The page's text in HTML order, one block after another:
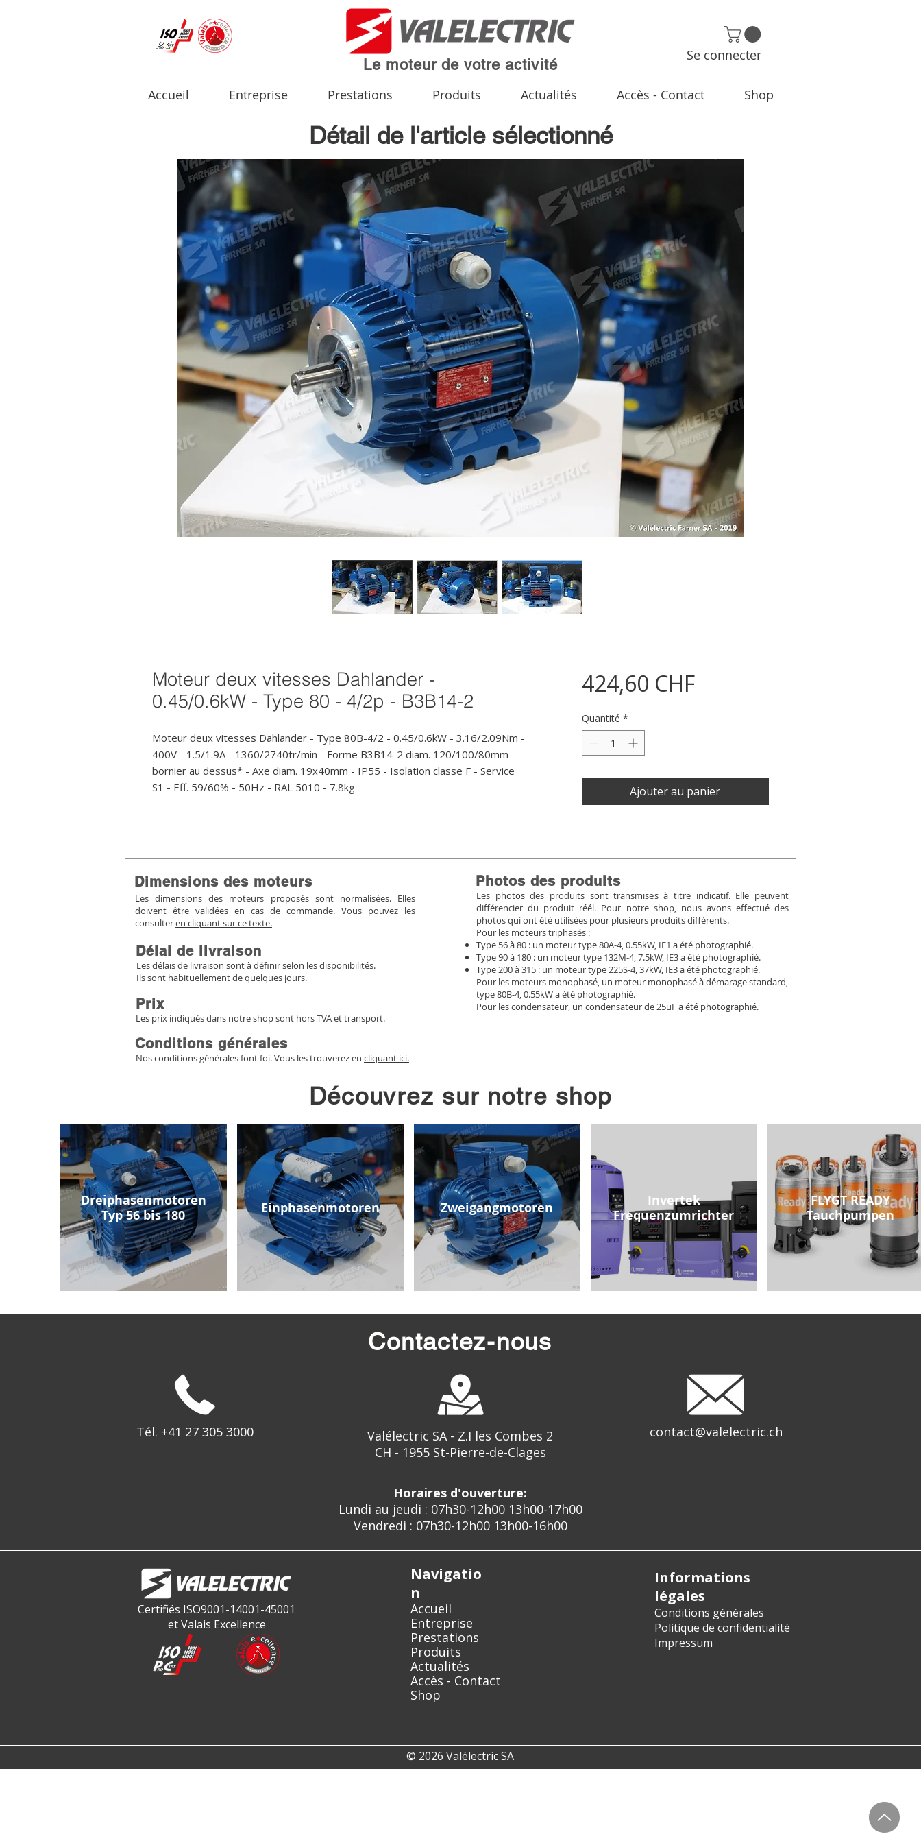
Le moteur de votre activité
Se connecter
Accueil Entreprise Prestations Produits Actualités Accès - Contact Shop
Détail de l'article sélectionné
Moteur deux vitesses Dahlander -
0.45/0.6kW - Type 80 - 4/2p - B3B14-2
Moteur deux vitesses Dahlander - Type 80B-4/2 - 0.45/0.6kW - 3.16/2.09Nm -
400V - 1.5/1.9A - 1360/2740tr/min - Forme B3B14-2 diam. 120/100/80mm-
bornier au dessus* - Axe diam. 19x40mm - IP55 - Isolation classe F - Service
S1 - Eff. 59/60% - 50Hz - RAL 5010 - 7.8kg
424,60 CHFPrix
Quantité *
Ajouter au panier
Dimensions des moteurs
Les dimensions des moteurs proposés sont normalisées. Elles
doivent être validées en cas de commande. Vous pouvez les
consulteren cliquant sur ce texte.
Délai de livraison
Les délais de livraison sont à définir selon les disponibilités.
Ils sont habituellement de quelques jours.
Prix
Les prix indiqués dans notre shop sont hors TVA et transport.
Conditions générales
Nos conditions générales font foi. Vous les trouverez en cliquant ici.
Photos des produits
Les photos des produits sont transmises à titre indicatif. Elle peuvent
différencier du produit réél. Pour notre shop, nous avons effectué des
photos qui ont été utilisées pour plusieurs produits différents.
Pour les moteurs triphasés :
Type 56 à 80 : un moteur type 80A-4, 0.55kW, IE1 a été photographié.
Type 90 à 180 : un moteur type 132M-4, 7.5kW, IE3 a été photographié.
Type 200 à 315 : un moteur type 225S-4, 37kW, IE3 a été photographié.
Pour les moteurs monophasé, un moteur monophasé à démarage standard,
type 80B-4, 0.55kW a été photographié.
Pour les condensateur, un condensateur de 25uF a été photographié.
Découvrez sur notre shop
Dreiphasenmotoren
Typ 56 bis 180
Einphasenmotoren Zweigangmotoren
Invertek
Frequenzumrichter
FLYGT READY
Tauchpumpen
Contactez-nous
Tél. +41 27 305 3000
Valélectric SA - Z.I les Combes 2
CH - 1955 St-Pierre-de-Clages
contact@valelectric.ch
Horaires d'ouverture:
Lundi au jeudi : 07h30-12h00 13h00-17h00
Vendredi : 07h30-12h00 13h00-16h00
Certifiés ISO9001-14001-45001
et Valais Excellence
Navigatio
n
Accueil
Entreprise
Prestations
Produits
Actualités
Accès - Contact
Shop
Informations
légales
Conditions générales
Politique de confidentialité
Impressum
© 2026 Valélectric SA